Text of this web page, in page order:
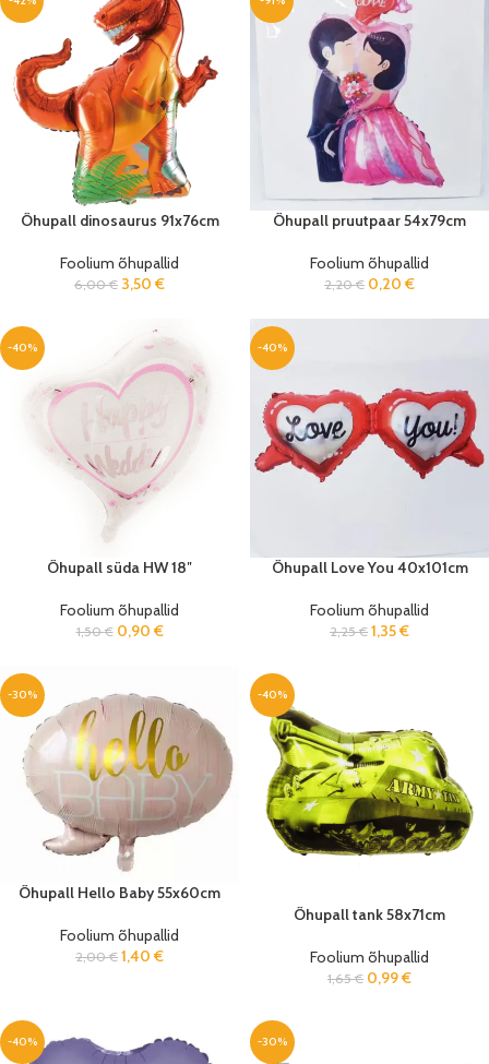
Õhupall dinosaurus 91x76cm
Foolium õhupallid
6,00€ 3,50 €
Õhupall pruutpaar 54x79cm
Foolium õhupallid
2,20€ 0,20 €
-40%
Õhupall süda HW 18″
Foolium õhupallid
1,50€ 0,90 €
-40%
Õhupall Love You 40x101cm
Foolium õhupallid
2,25€ 1,35€
-30%
Õhupall Hello Baby 55x60cm
Foolium õhupallid
2,00€ 1,40 €
-40%
Õhupall tank 58x71cm
Foolium õhupallid
1,65€ 0,99€
-40% -30%